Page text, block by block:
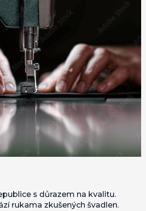
s důrazem na kvalitu.
rukama zkušených švadlen.